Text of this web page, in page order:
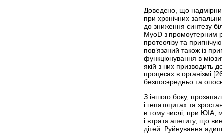
Доведено, що
при хронічних
до зниження синтезу
MyoD з промоутерним
протеолізу та
пов’язаний також із
функціонування в
якій з них призводить
процесах в організмі
безпосередньо та
З іншого боку,
і гепатоцитах та
в тому числі, при ЮІА,
і втрата апетиту, що
дітей. Руйнування